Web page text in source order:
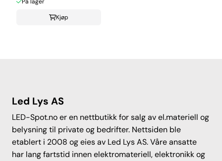
På lager
Kjøp
Led Lys AS
LED-Spot.no er en nettbutikk for salg av el.materiell og
belysning til private og bedrifter. Nettsiden ble
etablert i 2008 og eies av Led Lys AS. Våre ansatte
har lang fartstid innen elektromateriell, elektronikk og